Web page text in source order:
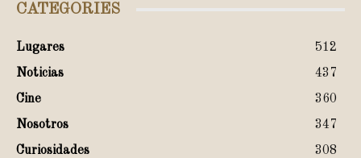
CATEGORIES
Lugares
512
Noticias
437
Cine
360
Nosotros
347
Curiosidades
308